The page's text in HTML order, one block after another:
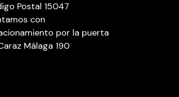
Postal 15047
con
por la puerta
Málaga 190